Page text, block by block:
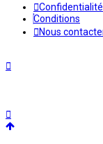
Confidentialité
Conditions
Nous